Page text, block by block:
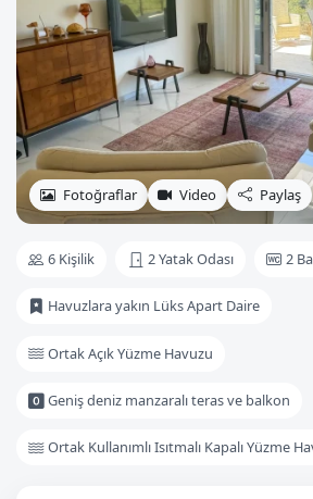
Fotoğraflar Video Paylaş
6 Kişilik 2 Yatak Odası 2
Havuzlara yakın Lüks Apart Daire
Ortak Açık Yüzme Havuzu
Geniş deniz manzaralı teras ve balkon
Ortak Kullanımlı Isıtmalı Kapalı Yüzme